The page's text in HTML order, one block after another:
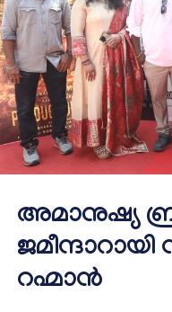
അമാനുഷ്യ
റഹ്മാൻ